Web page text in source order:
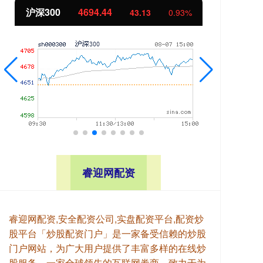
北证50 1134.24 11.37 1.01%
睿迎网配资
睿迎网配资,安全配资公司,实盘配资平台,配资炒
股平台「炒股配资门户」是一家备受信赖的炒股
门户网站，为广大用户提供了丰富多样的在线炒